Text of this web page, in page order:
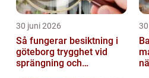
30 juni 2026
Så fungerar besiktning i
göteborg trygghet vid
sprängning och